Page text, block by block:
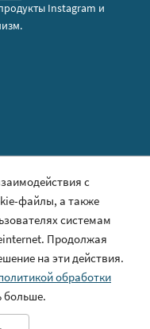
Instagram и
с
файлы, а также
системам
Продолжая
на эти действия.
обработки
больше.